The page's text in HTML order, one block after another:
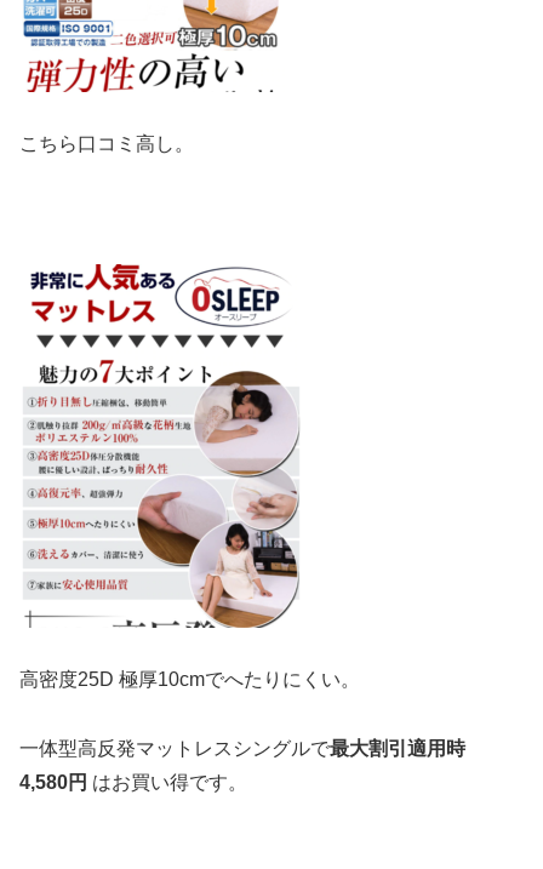
こちら口コミ高し。
高密度25D 極厚10cmでへたりにくい。
一体型高反発マットレスシングルで最大割引適用時
4,580円 はお買い得です。